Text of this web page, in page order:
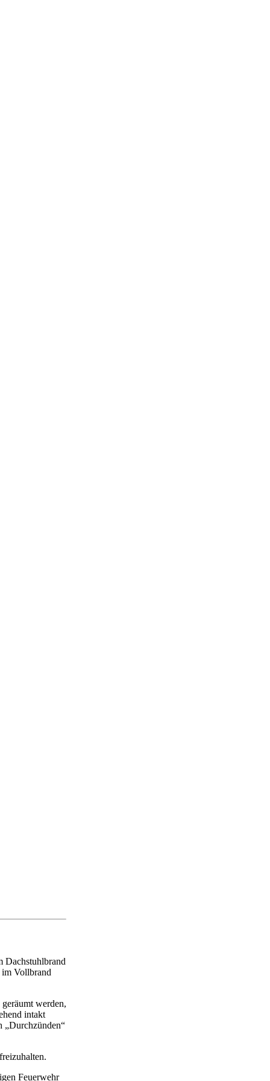
Dachstuhlbrand
im Vollbrand
werden,
intakt
„Durchzünden“
Feuerwehr